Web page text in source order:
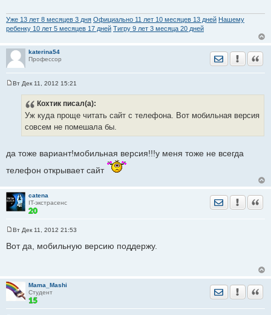
н
и
е
Уже 13 лет 8 месяцев 3 дня Официально 11 лет 10 месяцев 13 дней Нашему
ребенку 10 лет 5 месяцев 17 дней Тигру 9 лет 3 месяца 20 дней
katerina54
Профессор
Отправить
Вт Дек 11, 2012 15:21
Кохтик писал(а):
Уж куда проще читать сайт с телефона. Вот мобильная версия
совсем не помешала бы.
да тоже вариант!мобильная версия!!!у меня тоже не всегда
телефон открывает сайт
catena
IT-экстрасенс
Отправить
о
н
и
е
Вт Дек 11, 2012 21:53
Вот да, мобильную версию поддержу.
Mama_Mashi
Студент
Отправить